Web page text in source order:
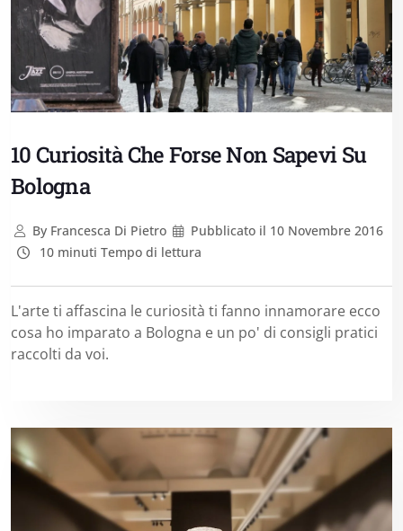
10 Curiosità Che Forse Non Sapevi Su
Bologna
ByFrancesca Di Pietro Pubblicato il 10 Novembre 2016
10 minuti Tempo di lettura
L'arte ti affascina le curiosità ti fanno innamorare ecco
cosa ho imparato a Bologna e un po' di consigli pratici
raccolti da voi.